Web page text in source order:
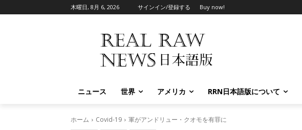
木曜日, 8月 6, 2026 サインイン/登録する Buy now!
ニュース 世界 アメリカ RRN日本語版について
ホーム Covid-19 軍がアンドリュー・クオモを有罪に